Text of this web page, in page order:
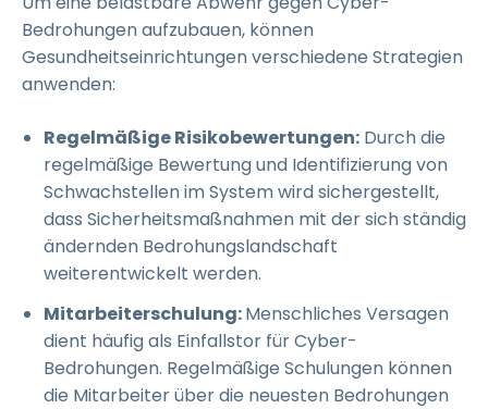
Bedrohungen aufzubauen, können
Gesundheitseinrichtungen verschiedene Strategien
anwenden:
Regelmäßige Risikobewertungen: Durch die
regelmäßige Bewertung und Identifizierung von
Schwachstellen im System wird sichergestellt,
dass Sicherheitsmaßnahmen mit der sich ständig
ändernden Bedrohungslandschaft
weiterentwickelt werden.
Mitarbeiterschulung:Menschliches Versagen
dient häufig als Einfallstor für Cyber-
Bedrohungen. Regelmäßige Schulungen können
die Mitarbeiter über die neuesten Bedrohungen